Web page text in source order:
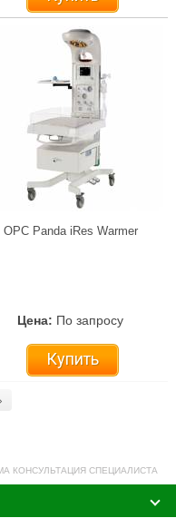
ОРС Panda iRes Warmer
Цена: По запросу
Купить
КОНСУЛЬТАЦИЯ СПЕЦИАЛИСТА